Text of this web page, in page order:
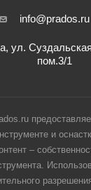
info@prados.ru
ул.
пом.3/1
и
–